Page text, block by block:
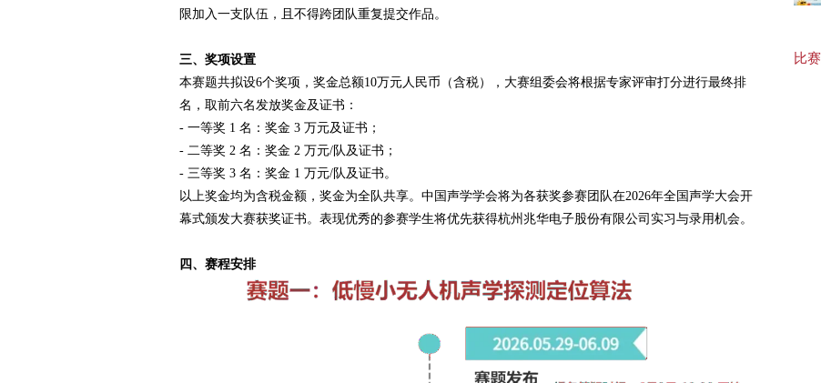
限加入一支队伍，且不得跨团队重复提交作品。
三、奖项设置
本赛题共拟设6个奖项，奖金总额10万元人民币（含税），大赛组委会将根据专家评审打分进行最终排
名，取前六名发放奖金及证书：
- 一等奖 1 名：奖金 3 万元及证书；
- 二等奖 2 名：奖金 2 万元/队及证书；
- 三等奖 3 名：奖金 1 万元/队及证书。
以上奖金均为含税金额，奖金为全队共享。中国声学学会将为各获奖参赛团队在2026年全国声学大会开
幕式颁发大赛获奖证书。表现优秀的参赛学生将优先获得杭州兆华电子股份有限公司实习与录用机会。
四、赛程安排
【
比